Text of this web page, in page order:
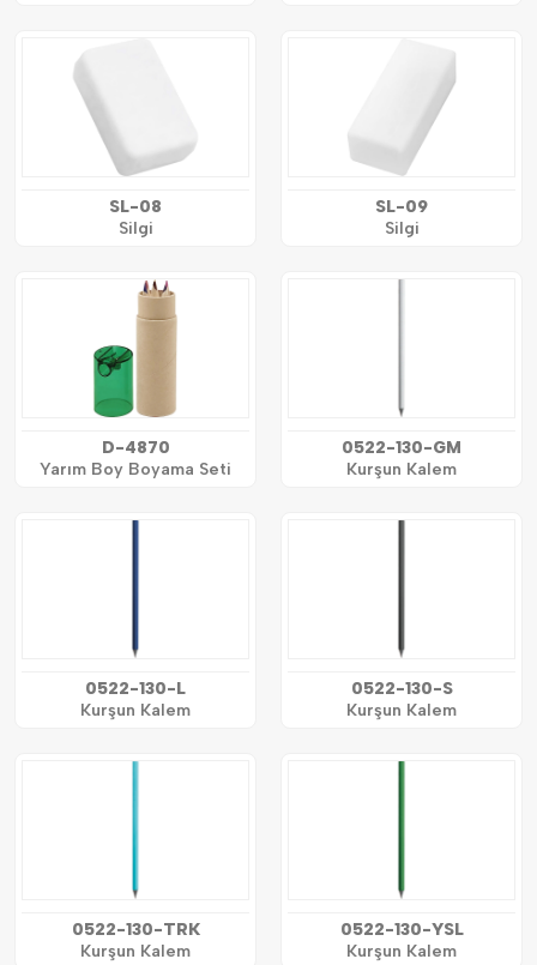
SL-08
Silgi
SL-09
Silgi
D-4870
Yarım Boy Boyama Seti
0522-130-GM
Kurşun Kalem
0522-130-L
Kurşun Kalem
0522-130-S
Kurşun Kalem
0522-130-TRK
Kurşun Kalem
0522-130-YSL
Kurşun Kalem